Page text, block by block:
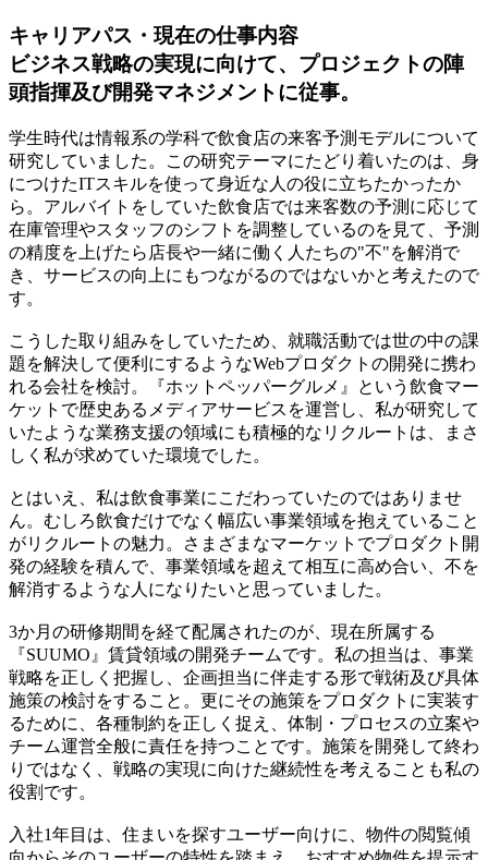
キャリアパス・現在の仕事内容
ビジネス戦略の実現に向けて、プロジェクトの陣
頭指揮及び開発マネジメントに従事。
学生時代は情報系の学科で飲食店の来客予測モデルについて
研究していました。この研究テーマにたどり着いたのは、 身
につけたITスキルを使って身近な人の役に立ちたかったか
ら。 アルバイトをしていた飲食店では来客数の予測に応じて
在庫管理やスタッフのシフトを調整しているのを見て、予測
の精度を上げたら店長や一緒に働く人たちの"不"を解消で
き、サービスの向上にもつながるのではないかと考えたので
す。
こうした取り組みをしていたため、就職活動では世の中の課
題を解決して便利にするようなWebプロダクトの開発に携わ
れる会社を検討。『ホットペッパーグルメ』という飲食マー
ケットで歴史あるメディアサービスを運営し、私が研究して
いたような業務支援の領域にも積極的なリクルートは、まさ
しく私が求めていた環境でした。
とはいえ、私は飲食事業にこだわっていたのではありませ
ん。 むしろ飲食だけでなく幅広い事業領域を抱えていること
がリクルートの魅力。
さまざまなマーケットでプロダクト開
発の経験を積んで、事業領域を超えて相互に高め合い、不を
解消するような人になりたいと思っていました。
3か月の研修期間を経て配属されたのが、現在所属する
『SUUMO』賃貸領域の開発チームです。私の担当は、事業
戦略を正しく把握し、企画担当に伴走する形で戦術及び具体
施策の検討をすること。更にその施策をプロダクトに実装す
るために、各種制約を正しく捉え、体制・プロセスの立案や
チーム運営全般に責任を持つことです。 施策を開発して終わ
りではなく、戦略の実現に向けた継続性を考えることも私の
役割です。
入社1年目は、住まいを探すユーザー向けに、物件の閲覧傾